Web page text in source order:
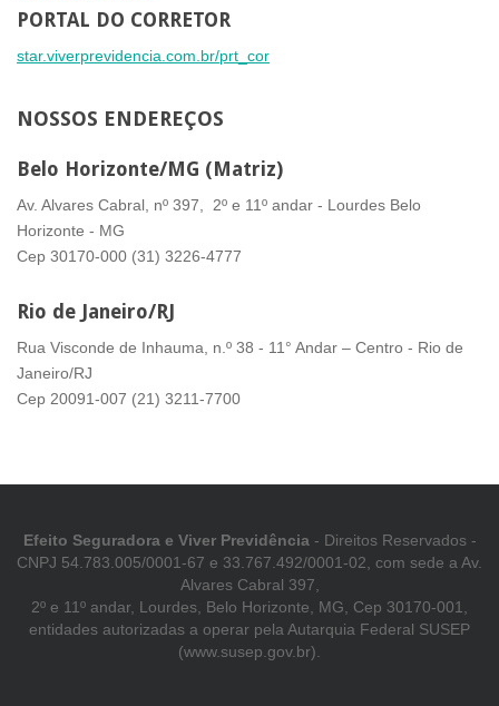
PORTAL DO CORRETOR
star.viverprevidencia.com.br/prt_cor
NOSSOS ENDEREÇOS
Belo Horizonte/MG (Matriz)
Av. Alvares Cabral, nº 397, 2º e 11º andar - Lourdes Belo
Horizonte - MG
Cep 30170-000 (31) 3226-4777
Rio de Janeiro/RJ
Rua Visconde de Inhauma, n.º 38 - 11° Andar – Centro - Rio de
Janeiro/RJ
Cep 20091-007 (21) 3211-7700
Efeito Seguradora e Viver Previdência - Direitos Reservados -
CNPJ 54.783.005/0001-67 e 33.767.492/0001-02, com sede a Av.
Alvares Cabral 397,
2º e 11º andar, Lourdes, Belo Horizonte, MG, Cep 30170-001,
entidades autorizadas a operar pela Autarquia Federal SUSEP
(www.susep.gov.br).